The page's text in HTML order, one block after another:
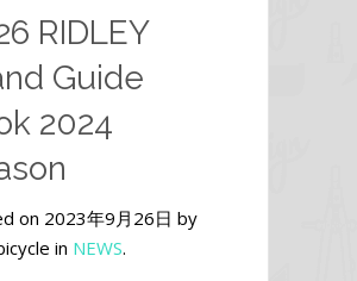
RIDLEY
Guide
2024
on 2023年9月26日 by
in NEWS.